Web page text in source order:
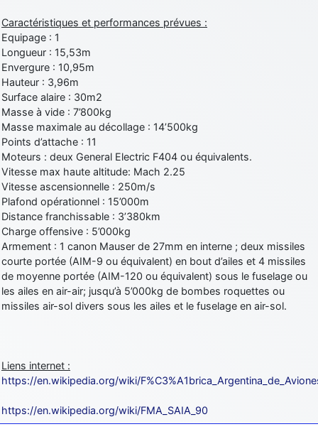
Caractéristiques et performances prévues :
Equipage : 1
Longueur : 15,53m
Envergure : 10,95m
Hauteur : 3,96m
Surface alaire : 30m2
Masse à vide : 7’800kg
Masse maximale au décollage : 14’500kg
Points d’attache : 11
Moteurs : deux General Electric F404 ou équivalents.
Vitesse max haute altitude: Mach 2.25
Vitesse ascensionnelle : 250m/s
Plafond opérationnel : 15’000m
Distance franchissable : 3’380km
Charge offensive : 5’000kg
Armement : 1 canon Mauser de 27mm en interne ; deux missiles
courte portée (AIM-9 ou équivalent) en bout d’ailes et 4 missiles
de moyenne portée (AIM-120 ou équivalent) sous le fuselage ou
les ailes en air-air; jusqu’à 5’000kg de bombes roquettes ou
missiles air-sol divers sous les ailes et le fuselage en air-sol.
Liens internet :
https://en.wikipedia.org/wiki/
https://en.wikipedia.org/wiki/FMA_SAIA_90